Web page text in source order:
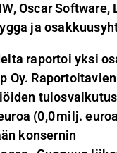
Oscar
ja
raportoi yksi
Oy. Raportoitavien
(0,0 milj.
konsernin